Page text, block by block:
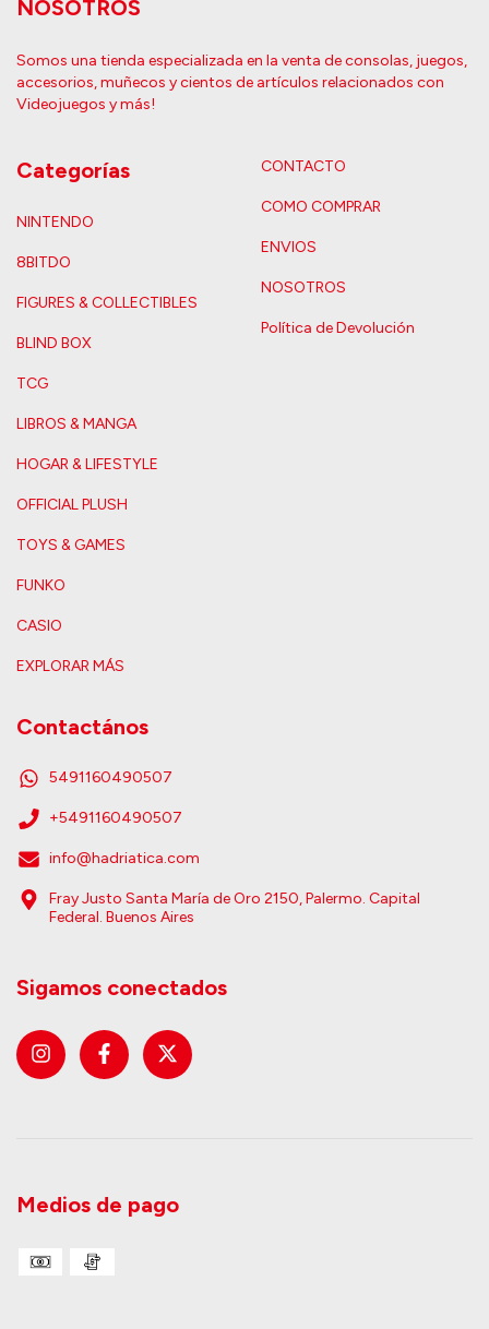
NOSOTROS
Somos una tienda especializada en la venta de consolas, juegos,
accesorios, muñecos y cientos de artículos relacionados con
Videojuegos y más!
Categorías
NINTENDO
8BITDO
FIGURES & COLLECTIBLES
BLIND BOX
TCG
LIBROS & MANGA
HOGAR & LIFESTYLE
OFFICIAL PLUSH
TOYS & GAMES
FUNKO
CASIO
EXPLORAR MÁS
CONTACTO
COMO COMPRAR
ENVIOS
NOSOTROS
Política de Devolución
Contactános
5491160490507
+5491160490507
info@hadriatica.com
Fray Justo Santa María de Oro 2150, Palermo. Capital
Federal. Buenos Aires
Sigamos conectados
Medios de pago